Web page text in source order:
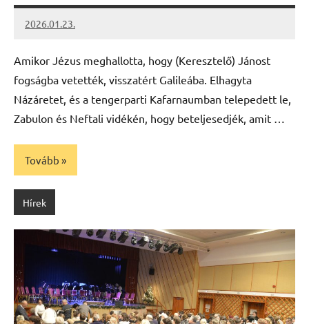
2026.01.23.
Leiszt
Amikor Jézus meghallotta, hogy (Keresztelő) Jánost
fogságba vetették, visszatért Galileába. Elhagyta
Názáretet, és a tengerparti Kafarnaumban telepedett le,
Zabulon és Neftali vidékén, hogy beteljesedjék, amit …
Tovább
Hírek